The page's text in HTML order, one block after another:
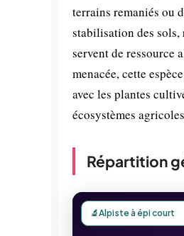
terrains remaniés ou
stabilisation des
servent de ressource
menacée, cette
avec les plantes
écosystèmes
Répartition